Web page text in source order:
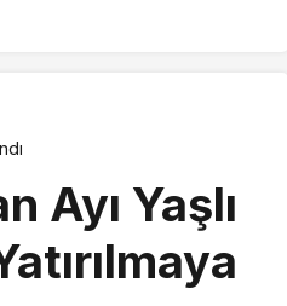
Ayı Yaşlı